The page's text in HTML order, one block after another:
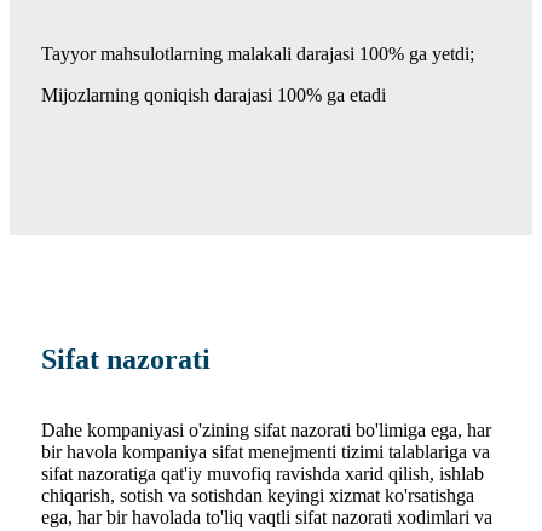
Tayyor mahsulotlarning malakali darajasi 100% ga yetdi;
Mijozlarning qoniqish darajasi 100% ga etadi
Sifat nazorati
Dahe kompaniyasi o'zining sifat nazorati bo'limiga ega, har
bir havola kompaniya sifat menejmenti tizimi talablariga va
sifat nazoratiga qat'iy muvofiq ravishda xarid qilish, ishlab
chiqarish, sotish va sotishdan keyingi xizmat ko'rsatishga
ega, har bir havolada to'liq vaqtli sifat nazorati xodimlari va